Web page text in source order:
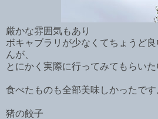
厳かな雰囲気もあり
ボキャブラリが少なくてちょうど
んが、
とにかく実際に行ってみてもらいた
食べたものも全部美味しかったです
猪の餃子